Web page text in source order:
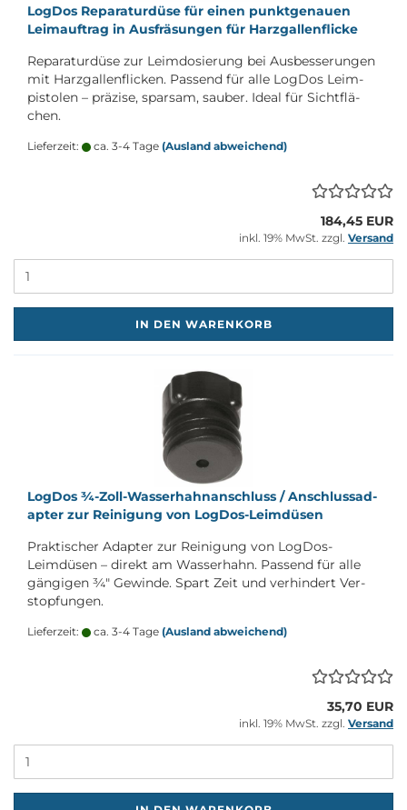
Log­Dos Re­pa­ra­tur­dü­se für einen punkt­ge­nau­en
Leim­auf­trag in Aus­frä­sun­gen für Harz­gal­len­fli­cke
Re­pa­ra­tur­dü­se zur Leim­do­sie­rung bei Aus­bes­se­run­gen
mit Harz­gal­len­fli­cken. Pas­send für alle Log­Dos Le­im­
pis­to­len – prä­zi­se, spar­sam, sau­ber. Ideal für Sicht­flä­
chen.
Lieferzeit: ca. 3-4 Tage (Ausland abweichend)
184,45 EUR
inkl. 19% MwSt. zzgl. Versand
IN DEN WARENKORB
Log­Dos ¾-​Zoll-​Wasserhahnanschluss / An­schluss­ad­
ap­ter zur Rei­ni­gung von LogDos-​​Leim­dü­sen
Prak­ti­scher Ad­ap­ter zur Rei­ni­gung von LogDos-​
Leimdüsen – di­rekt am Was­ser­hahn. Pas­send für alle
gän­gi­gen ¾" Ge­win­de. Spart Zeit und ver­hin­dert Ver­
stop­fun­gen.
Lieferzeit: ca. 3-4 Tage (Ausland abweichend)
35,70 EUR
inkl. 19% MwSt. zzgl. Versand